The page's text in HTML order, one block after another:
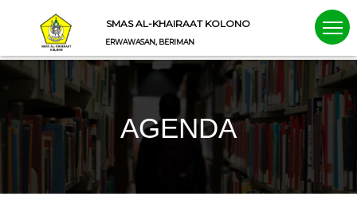
SMAS AL-KHAIRAAT KOLONO
BERKARAKTER, BERWAWASAN, BERIMAN
AGENDA